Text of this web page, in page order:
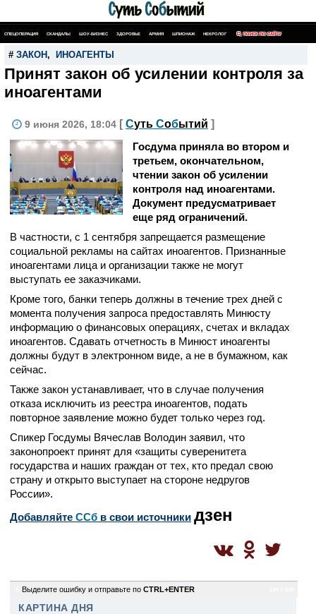
СПЕЦОПЕРАЦИЯ СКАНДАЛЫ ШОУ-БИЗНЕС ЗДОРОВЬЕ АРМИЯ ШПИОНАЖ НЕКРОЛОГ ПОИСК ПО САЙТУ
# ЗАКОН , ИНОАГЕНТЫ
Принят закон об усилении контроля за
иноагентами
9 июня 2026, 18:04 [ Суть Событий ]
Госдума приняла во втором и
третьем, окончательном,
чтении закон об усилении
контроля над иноагентами.
Документ предусматривает
еще ряд ограничений.
В частности, с 1 сентября запрещается размещение
социальной рекламы на сайтах иноагентов. Признанные
иноагентами лица и организации также не могут
выступать ее заказчиками.
Кроме того, банки теперь должны в течение трех дней с
момента получения запроса предоставлять Минюсту
информацию о финансовых операциях, счетах и вкладах
иноагентов. Сдавать отчетность в Минюст иноагенты
должны будут в электронном виде, а не в бумажном, как
сейчас.
Также закон устанавливает, что в случае получения
отказа исключить из реестра иноагентов, подать
повторное заявление можно будет только через год.
Спикер Госдумы Вячеслав Володин заявил, что
законопроект принят для «защиты суверенитета
государства и наших граждан от тех, кто предал свою
страну и открыто выступает на стороне недругов
России».
Добавляйте CСб в свои источники дзен
Выделите ошибку и отправьте по CTRL+ENTER
КАРТИНА ДНЯ